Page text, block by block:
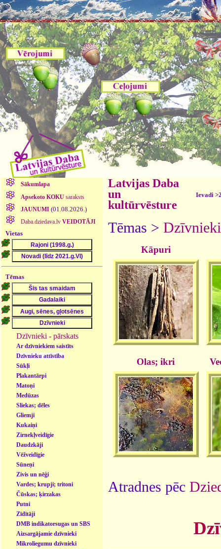
Sākumlapa
Apsekoto KOKUsaraksts
JAUNUMI (01.08.2026.)
Daba.dziedava.lv VEIDOTĀJI
Vietas
Tēmas
Dzīvnieki - pārskats
Ar dzīvniekiem saistīts
Dzīvnieku attīstība
Sūkļi
Plakantārpi
Matoņi
Medūzas
Sliekas; dēles
Gliemji
Kukaiņi
Zirnekļveidīgie
Daudzkāji
Vēžveidīgie
Sūneņi
Zivis un nēģi
Vardes; krupji; tritoni
Čūskas; ķirzakas
Putni
Zīdītāji
DMB indikatorsugas un SBS
- dzīvnieki
Aizsargājamie dzīvnieki
Mikroliegumu dzīvnieki
Latvijas Daba
un
kultūrvēsture
Ievadi
Tēmas > Dzīvnieki
Kāpuri
Olas; ikri
Atradnes pēc